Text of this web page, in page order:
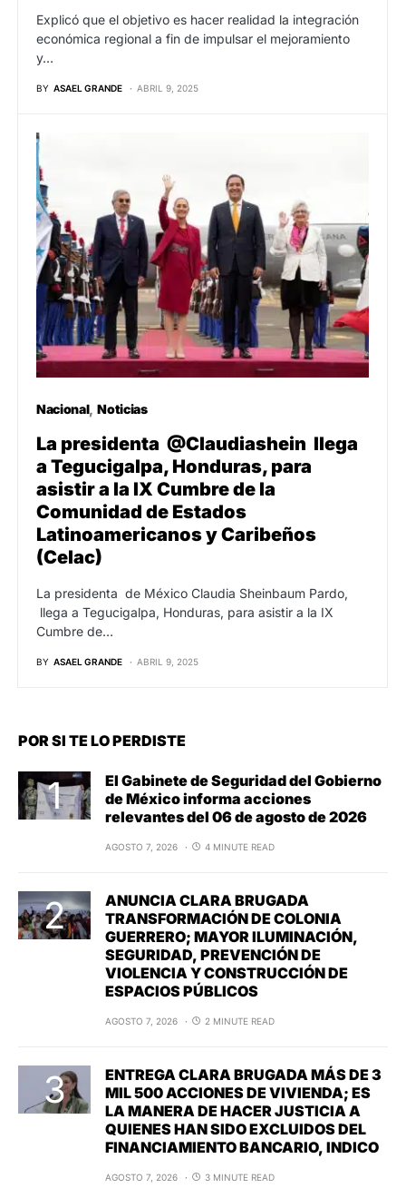
Explicó que el objetivo es hacer realidad la integración
económica regional a fin de impulsar el mejoramiento
y…
BY ASAEL GRANDE ABRIL 9, 2025
Nacional Noticias
La presidenta @Claudiashein llega
a Tegucigalpa, Honduras, para
asistir a la IX Cumbre de la
Comunidad de Estados
Latinoamericanos y Caribeños
(Celac)
La presidenta de México Claudia Sheinbaum Pardo,
llega a Tegucigalpa, Honduras, para asistir a la IX
Cumbre de…
BY ASAEL GRANDE ABRIL 9, 2025
POR SI TE LO PERDISTE
El Gabinete de Seguridad del Gobierno
de México informa acciones
relevantes del 06 de agosto de 2026
AGOSTO 7, 2026 4 MINUTE READ
ANUNCIA CLARA BRUGADA
TRANSFORMACIÓN DE COLONIA
GUERRERO; MAYOR ILUMINACIÓN,
SEGURIDAD, PREVENCIÓN DE
VIOLENCIA Y CONSTRUCCIÓN DE
ESPACIOS PÚBLICOS
AGOSTO 7, 2026 2 MINUTE READ
ENTREGA CLARA BRUGADA MÁS DE 3
MIL 500 ACCIONES DE VIVIENDA; ES
LA MANERA DE HACER JUSTICIA A
QUIENES HAN SIDO EXCLUIDOS DEL
FINANCIAMIENTO BANCARIO, INDICO
AGOSTO 7, 2026 3 MINUTE READ